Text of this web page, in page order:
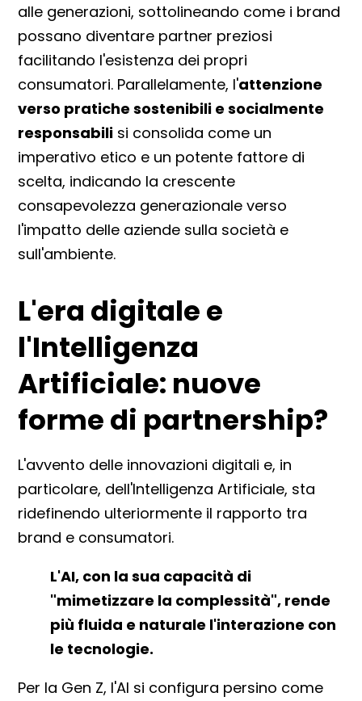
alle generazioni, sottolineando come i brand
possano diventare partner preziosi
facilitando l'esistenza dei propri
consumatori. Parallelamente, l'attenzione
verso pratiche sostenibili e socialmente
responsabili si consolida come un
imperativo etico e un potente fattore di
scelta, indicando la crescente
consapevolezza generazionale verso
l'impatto delle aziende sulla società e
sull'ambiente.
L'era digitale e
l'Intelligenza
Artificiale: nuove
forme di partnership?
L'avvento delle innovazioni digitali e, in
particolare, dell'Intelligenza Artificiale, sta
ridefinendo ulteriormente il rapporto tra
brand e consumatori.
L'AI, con la sua capacità di
"mimetizzare la complessità", rende
più fluida e naturale l'interazione con
le tecnologie.
Per la Gen Z, l'AI si configura persino come